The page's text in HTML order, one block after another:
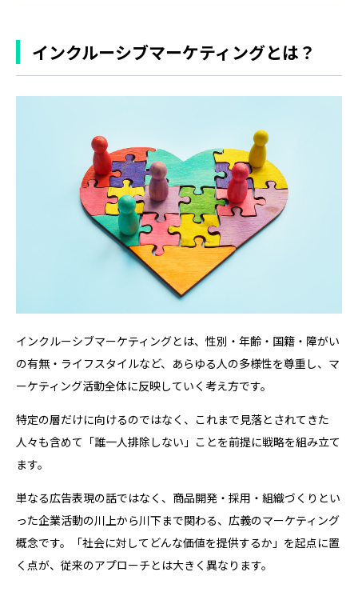
インクルーシブマーケティングとは？
インクルーシブマーケティングとは、性別・年齢・国籍・障がい
の有無・ライフスタイルなど、あらゆる人の多様性を尊重し、マ
ーケティング活動全体に反映していく考え方です。
特定の層だけに向けるのではなく、これまで見落とされてきた
人々も含めて「誰一人排除しない」ことを前提に戦略を組み立て
ます。
単なる広告表現の話ではなく、商品開発・採用・組織づくりとい
った企業活動の川上から川下まで関わる、広義のマーケティング
概念です。「社会に対してどんな価値を提供するか」を起点に置
く点が、従来のアプローチとは大きく異なります。